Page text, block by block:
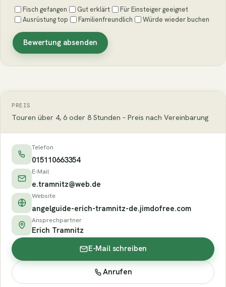
Fisch gefangen
Gut erklärt
Für Einsteiger geeignet
Ausrüstung top
Familienfreundlich Würde wieder buchen
Bewertung absenden
PREIS
Touren über 4, 6 oder 8 Stunden – Preis nach Vereinbarung
Telefon
015110663354
E-Mail
e.tramnitz@web.de
Website
angelguide-erich-tramnitz-de.jimdofree.com
Ansprechpartner
Erich Tramnitz
E-Mail schreiben
Anrufen